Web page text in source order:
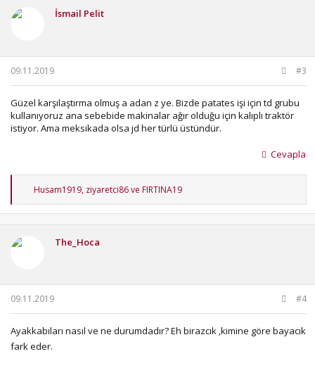
İsmail Pelit
09.11.2019 #3
Güzel karşılaştırma olmuş a adan z ye. Bizde patates işi için td grubu
kullanıyoruz ana sebebide makinalar ağır olduğu için kalıplı traktör
istiyor. Ama meksikada olsa jd her türlü üstündür.
Cevapla
T
p
Husam1919, ziyaretci86ve FIRTINA19
The_Hoca
09.11.2019 #4
Ayakkabıları nasıl ve ne durumdadır? Eh birazcık ,kimine göre bayacık
fark eder.